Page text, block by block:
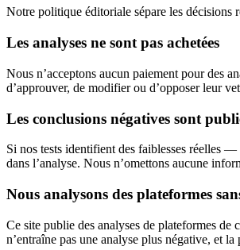
Notre politique éditoriale sépare les décisions
Les analyses ne sont pas achetées
Nous n’acceptons aucun paiement pour des
d’approuver, de modifier ou d’opposer leur
Les conclusions négatives sont
Si nos tests identifient des faiblesses réelles
dans l’analyse. Nous n’omettons aucune
Nous analysons des plateformes
Ce site publie des analyses de plateformes de
n’entraîne pas une analyse plus négative, et